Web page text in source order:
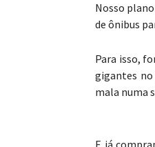
Nosso
de ônibus
Para isso,
gigantes no
mala numa